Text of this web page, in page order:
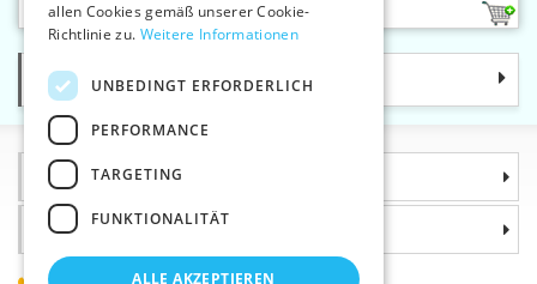
1
Kategorie
Informationen
Warum sollten Sie gerade uns wählen?
allen Cookies gemäß unserer Cookie-
Richtlinie zu. Weitere Informationen
UNBEDINGT ERFORDERLICH
PERFORMANCE
TARGETING
FUNKTIONALITÄT
ALLE AKZEPTIEREN